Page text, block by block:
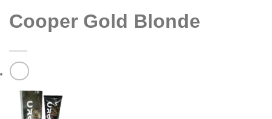
Cooper Gold Blonde